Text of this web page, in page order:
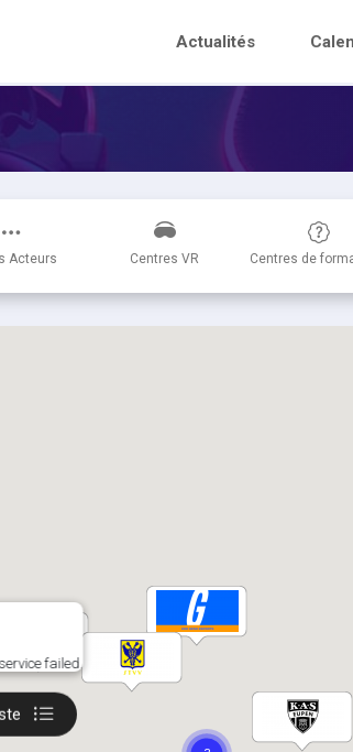
Actualités
Acteurs Centres VR Centres de
failed.